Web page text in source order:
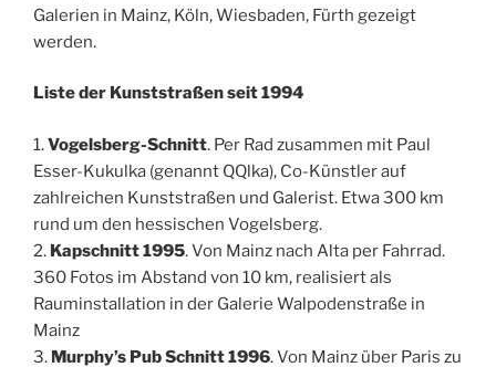
Galerien in Mainz, Köln, Wiesbaden, Fürth gezeigt
werden.
Liste der Kunststraßen seit 1994
1.Vogelsberg-Schnitt. Per Rad zusammen mit Paul
Esser-Kukulka (genannt QQlka), Co-Künstler auf
zahlreichen Kunststraßen und Galerist. Etwa 300 km
rund um den hessischen Vogelsberg.
2. Kapschnitt 1995. Von Mainz nach Alta per Fahrrad.
360 Fotos im Abstand von 10 km, realisiert als
Rauminstallation in der Galerie Walpodenstraße in
Mainz
3. Murphy’s Pub Schnitt 1996. Von Mainz über Paris zu